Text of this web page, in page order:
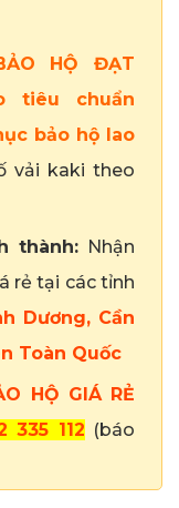
HỘ ĐẠT
tiêu chuẩn
bảo hộ lao
vải kaki theo
thành: Nhận
rẻ tại các tỉnh
Dương, Cần
Toàn Quốc
HỘ GIÁ RẺ
335 112 (báo